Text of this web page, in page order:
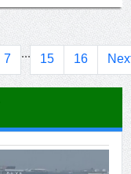
7 ... 15 16